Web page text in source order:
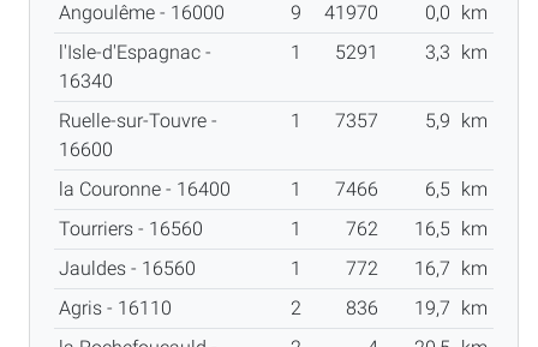
Angoulême - 16000 9 41970 0,0
km
l'Isle-d'Espagnac -
16340
1 5291 3,3 km
Ruelle-sur-Touvre -
16600
1 7357 5,9 km
la Couronne - 16400 1 7466 6,5 km
Tourriers - 16560
1 762 16,5 km
Jauldes - 16560
1 772 16,7
km
Agris - 16110
2 836 19,7
km